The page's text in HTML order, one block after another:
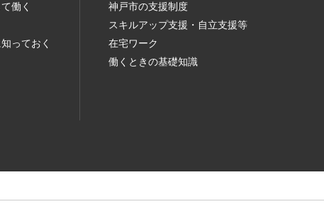
働く
っておく
神戸市の支援制度
スキルアップ支援・自立支援等
在宅ワーク
働くときの基礎知識